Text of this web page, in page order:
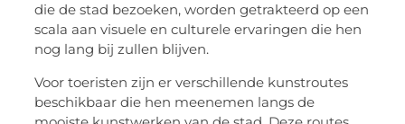
die de stad bezoeken, worden getrakteerd op een
scala aan visuele en culturele ervaringen die hen
nog lang bij zullen blijven.
Voor toeristen zijn er verschillende kunstroutes
beschikbaar die hen meenemen langs de